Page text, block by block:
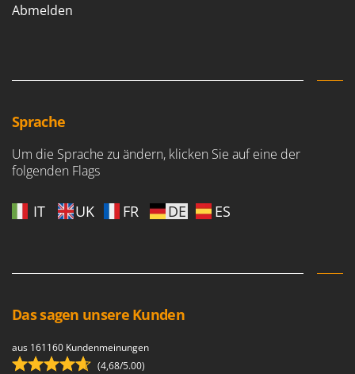
W
Wolf Garten
Worx
Y Yard Force
Zomax
Abmelden
Sprache
Um die Sprache zu ändern, klicken Sie auf eine der
folgenden Flags
IT UK FR DE ES
Das sagen unsere Kunden
aus 161160 Kundenmeinungen
(4,68/5.00)